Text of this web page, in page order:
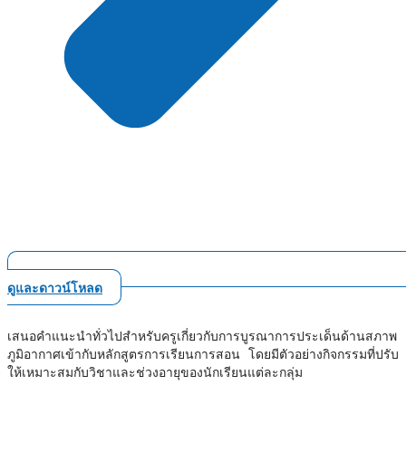
ดูและดาวน์โหลด
เสนอคำแนะนำทั่วไปสำหรับครูเกี่ยวกับการบูรณาการประเด็นด้านสภาพ
ภูมิอากาศเข้ากับหลักสูตรการเรียนการสอน โดยมีตัวอย่างกิจกรรมที่ปรับ
ให้เหมาะสมกับวิชาและช่วงอายุของนักเรียนแต่ละกลุ่ม